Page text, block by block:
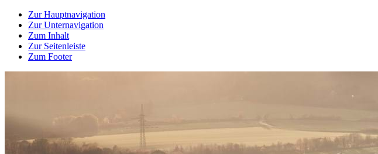
Zur Hauptnavigation
Zur Unternavigation
Zum Inhalt
Zur Seitenleiste
Zum Footer